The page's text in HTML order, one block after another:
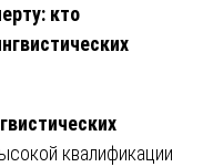
кто
квалификации